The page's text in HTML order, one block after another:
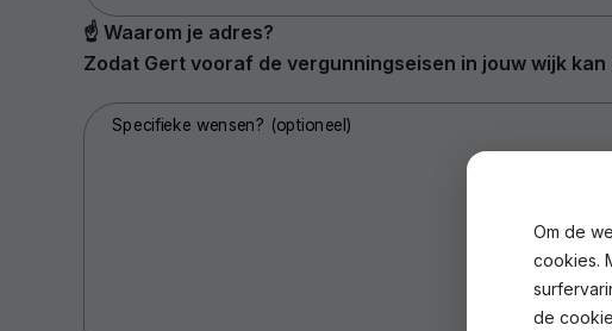
☝️ Waarom je adres?
Zodat Gert vooraf de vergunningseisen in jouw wijk kan
Specifieke wensen? (optioneel)
Om de
cookies.
de